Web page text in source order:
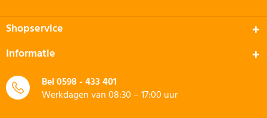
Shopservice
Informatie
Bel0598 - 433 401
Werkdagen van 08:30 – 17:00 uur